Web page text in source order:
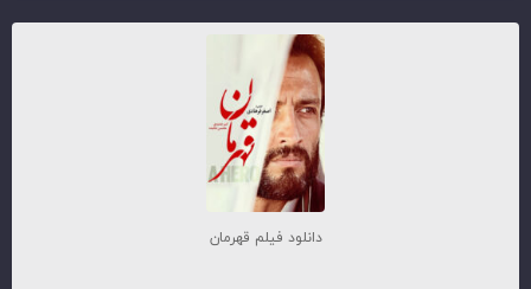
دانلود فیلم قهرمان